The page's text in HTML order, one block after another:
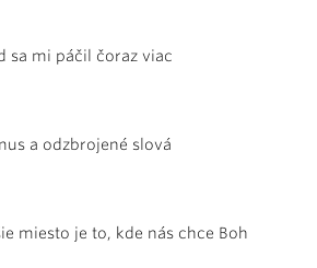
sa mi páčil čoraz viac
a odzbrojené slová
miesto je to, kde nás chce Boh